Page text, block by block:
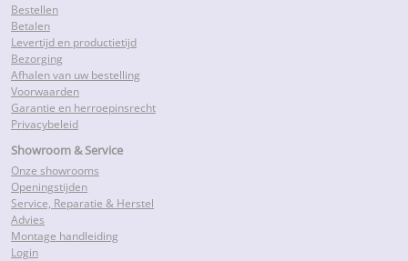
Bestellen
Betalen
Levertijd en productietijd
Bezorging
Afhalen van uw bestelling
Voorwaarden
Garantie en herroepinsrecht
Privacybeleid
Showroom & Service
Onze showrooms
Openingstijden
Service, Reparatie & Herstel
Advies
Montage handleiding
Login